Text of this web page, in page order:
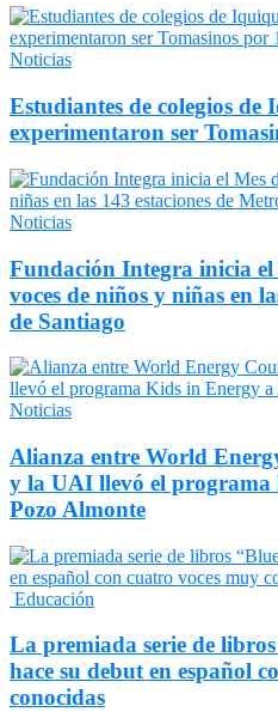
Noticias
Estudiantes de colegios
experimentaron ser
Noticias
Fundación Integra inicia el
voces de niños y niñas en
de Santiago
Noticias
Alianza entre World
y la UAI llevó el
Pozo Almonte
Educación
La premiada serie de
hace su debut en español
conocidas